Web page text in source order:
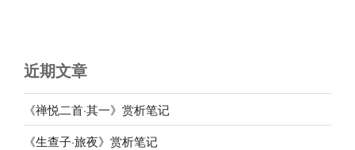
近期文章
《禅悦二首·其一》赏析笔记
《生查子·旅夜》赏析笔记